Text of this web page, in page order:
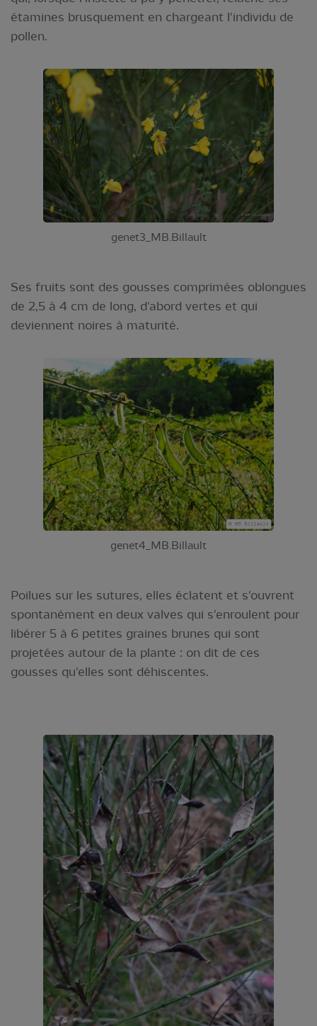
étamines brusquement en chargeant l'individu de
pollen.
genet3_MB.Billault
Ses fruits sont des gousses comprimées oblongues
de 2,5 à 4 cm de long, d'abord vertes et qui
deviennent noires à maturité.
genet4_MB.Billault
Poilues sur les sutures, elles éclatent et s'ouvrent
spontanément en deux valves qui s'enroulent pour
libérer 5 à 6 petites graines brunes qui sont
projetées autour de la plante : on dit de ces
gousses qu'elles sont déhiscentes.